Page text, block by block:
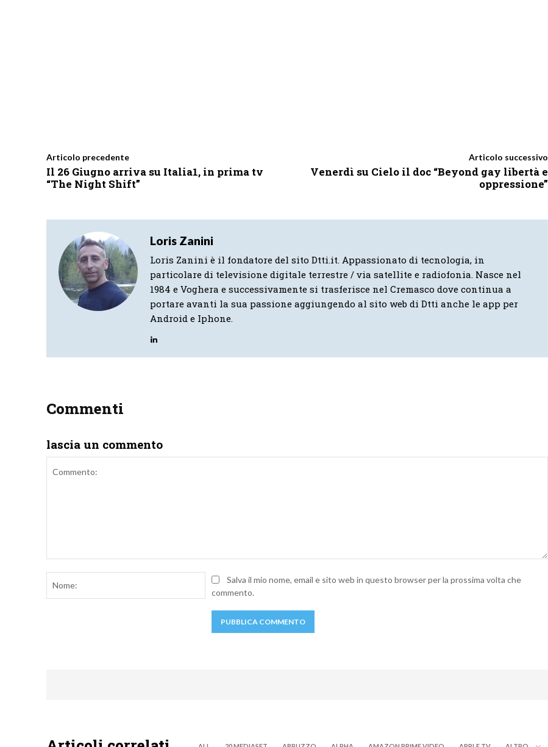
Articolo precedente
Il 26 Giugno arriva su Italia1, in prima tv
“The Night Shift”
Articolo successivo
Venerdì su Cielo il doc “Beyond gay libertà e
oppressione”
Loris Zanini
Loris Zanini è il fondatore del sito Dtti.it. Appassionato di tecnologia, in
particolare di televisione digitale terrestre / via satellite e radiofonia. Nasce nel
1984 e Voghera e successivamente si trasferisce nel Cremasco dove continua a
portare avanti la sua passione aggiungendo al sito web di Dtti anche le app per
Android e Iphone.
Commenti
lascia un commento
Nome:Salva il mio nome, email e sito web in questo browser per la prossima volta che
commento.